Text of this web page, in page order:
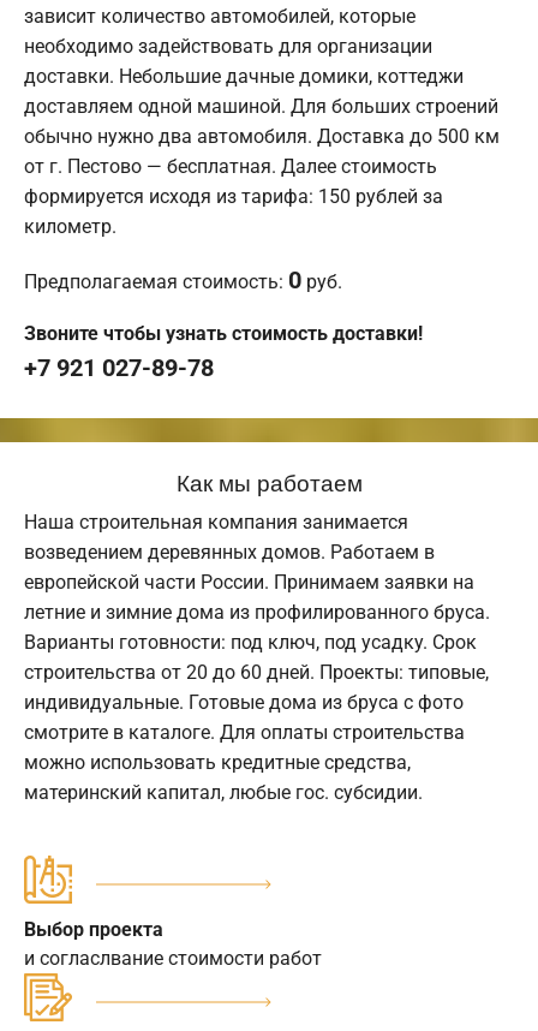
зависит количество автомобилей, которые
необходимо задействовать для организации
доставки. Небольшие дачные домики, коттеджи
доставляем одной машиной. Для больших строений
обычно нужно два автомобиля. Доставка до 500 км
от г. Пестово — бесплатная. Далее стоимость
формируется исходя из тарифа: 150 рублей за
километр.
Предполагаемая стоимость: 0 руб.
Звоните чтобы узнать стоимость доставки!
+7 921 027-89-78
Как мы работаем
Наша строительная компания занимается
возведением деревянных домов. Работаем в
европейской части России. Принимаем заявки на
летние и зимние дома из профилированного бруса.
Варианты готовности: под ключ, под усадку. Срок
строительства от 20 до 60 дней. Проекты: типовые,
индивидуальные. Готовые дома из бруса с фото
смотрите в каталоге. Для оплаты строительства
можно использовать кредитные средства,
материнский капитал, любые гос. субсидии.
Выбор проекта
и согласлвание стоимости работ